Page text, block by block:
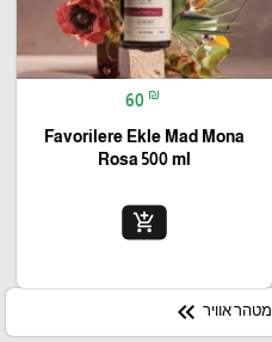
60 ₪
Favorilere Ekle Mad Mona
Rosa 500 ml
add_shopping_cart
מטהר אוויר keyboard_double_arrow_left